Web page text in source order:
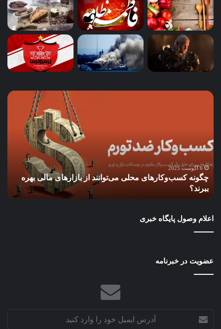
چگونه
بازارهای
بهره
ببرند؟
6 آگوست 2025
چگونه کسب‌وکارهای محلی می‌توانند از بازارهای مالی بهره
ببرند؟
اعلام وصول پایگاه خبری
عضویت در خبرنامه
ایمیل